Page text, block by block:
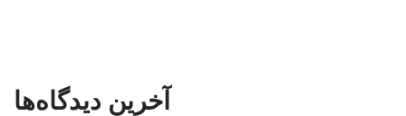
آخرین دیدگاه‌ها